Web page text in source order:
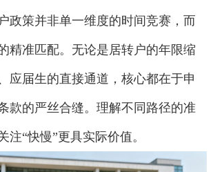
策并非单一维度的时间竞赛，而
精准匹配。无论是居转户的年限缩
应届生的直接通道，核心都在于申
款的严丝合缝。理解不同路径的准
注“快慢”更具实际价值。